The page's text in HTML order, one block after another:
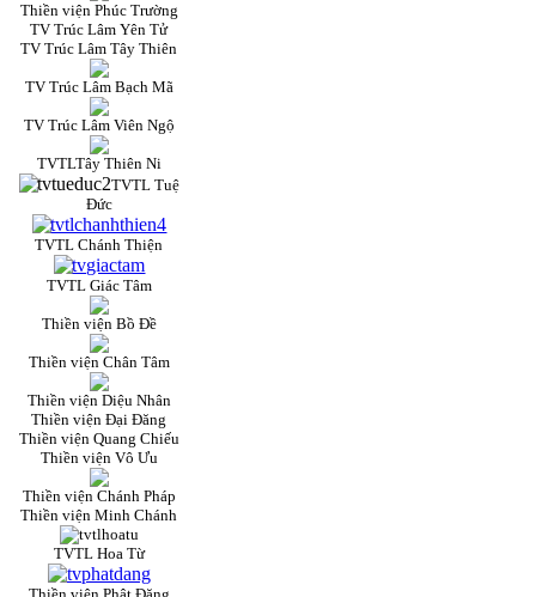
Thiền viện Phúc Trường
TV Trúc Lâm Yên Tử
TV Trúc Lâm Tây Thiên
TV Trúc Lâm Bạch Mã
TV Trúc Lâm Viên Ngộ
TVTLTây Thiên Ni
TVTL Tuệ
Đức
TVTL Chánh Thiện
TVTL Giác Tâm
Thiền viện Bồ Đề
Thiền viện Chân Tâm
Thiền viện Diệu Nhân
Thiền viện Đại Đăng
Thiền viện Quang Chiếu
Thiền viện Vô Ưu
Thiền viện Chánh Pháp
Thiền viện Minh Chánh
TVTL Hoa Từ